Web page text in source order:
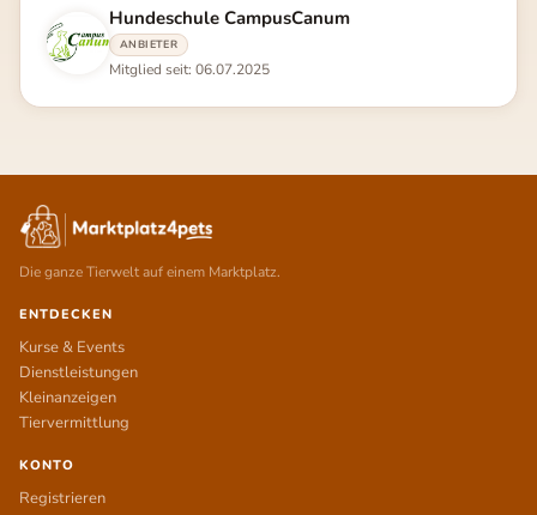
Hundeschule CampusCanum
ANBIETER
Mitglied seit: 06.07.2025
Die ganze Tierwelt auf einem Marktplatz.
ENTDECKEN
Kurse & Events
Dienstleistungen
Kleinanzeigen
Tiervermittlung
KONTO
Registrieren